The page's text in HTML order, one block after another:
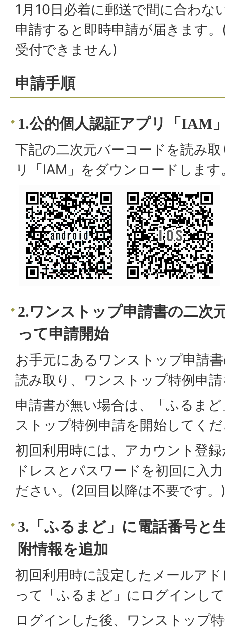
1月10日必着に郵送で間に合わな
申請すると即時申請が届きます
受付できません)
申請手順
1.公的個人認証アプリ「IAM
下記の二次元バーコードを読み
リ「IAM」をダウンロードします
2.ワンストップ申請書の二次
って申請開始
お手元にあるワンストップ申請
読み取り、ワンストップ特例申
申請書が無い場合は、「ふるま
ストップ特例申請を開始してく
初回利用時には、アカウント登
ドレスとパスワードを初回に入
ださい。(2回目以降は不要です。
3.「ふるまど」に電話番号と
附情報を追加
初回利用時に設定したメールア
って「ふるまど」にログインし
ログインした後、ワンストップ